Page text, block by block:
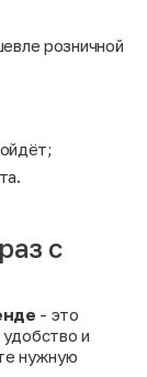
розничной
с
- это
и
нужную